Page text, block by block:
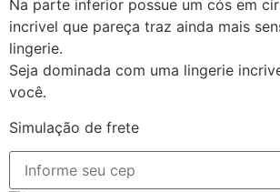
Na parte inferior possue um cós em
incrivel que pareça traz ainda mais
lingerie.
Seja dominada com uma lingerie
você.
Simulação de frete